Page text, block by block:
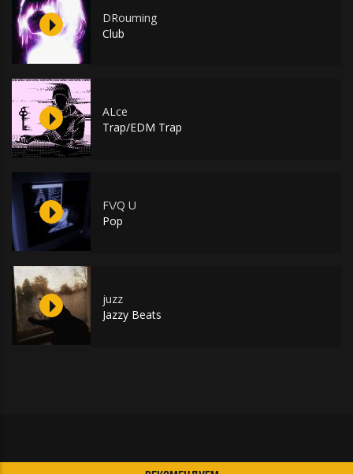
DRouming
Club
ALce
Trap/EDM Trap
F\/Q U
Pop
juzz
Jazzy Beats